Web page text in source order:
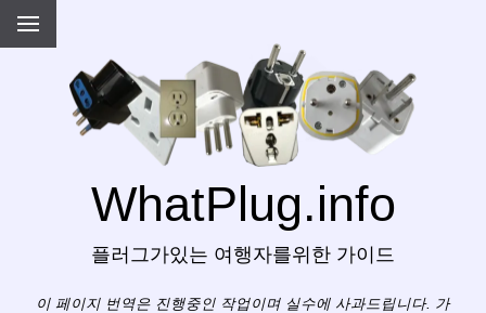
WhatPlug.info
플러그가있는 여행자를위한 가이드
이 페이지 번역은 진행중인 작업이며 실수에 사과드립니다. 가